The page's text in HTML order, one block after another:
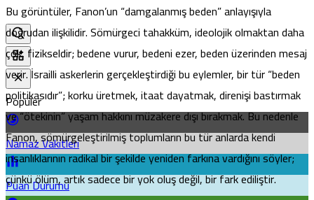
Popüler
Namaz Vakitleri
Puan Durumu
Bu görüntüler, Fanon’un “damgalanmış beden” anlayışıyla
doğrudan ilişkilidir. Sömürgeci tahakküm, ideolojik olmaktan daha
çok, fizikseldir; bedene vurur, bedeni ezer, beden üzerinden mesaj
verir. İsrailli askerlerin gerçekleştirdiği bu eylemler, bir tür “beden
politikasıdır”; korku üretmek, itaat dayatmak, direnişi bastırmak
ve “ötekinin” yaşam hakkını müzakere dışı bırakmak. Bu nedenle
Fanon, sömürgeleştirilmiş toplumların bu tür anlarda kendi
insanlıklarının radikal bir şekilde yeniden farkına vardığını söyler;
çünkü ölüm, artık sadece bir yok oluş değil, bir fark ediliştir.